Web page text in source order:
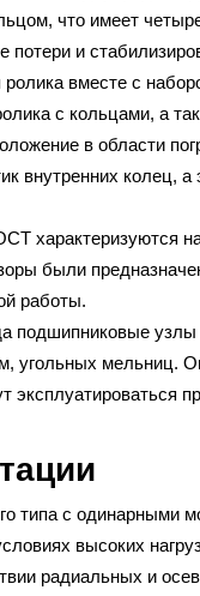
что имеет
потери и
вместе с
с кольцами, а
в области
внутренних колец,
характеризуются
были
работы.
подшипниковые
угольных мельниц.
эксплуатироваться
типа с одинарными
высоких
радиальных и